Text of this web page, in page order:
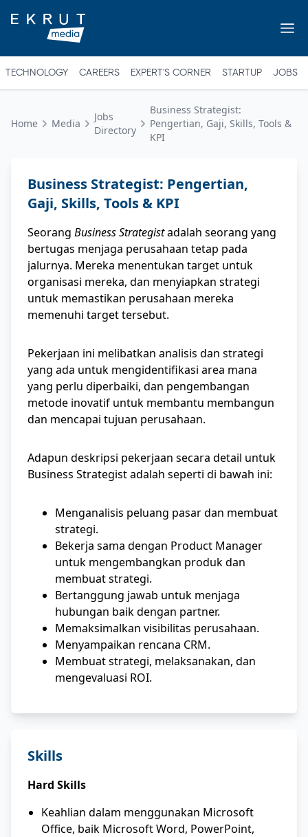
TECHNOLOGY CAREERS EXPERT'S CORNER STARTUP JOBS
Home Media
Jobs
Directory
Business Strategist:
Pengertian, Gaji, Skills, Tools &
KPI
Business Strategist: Pengertian,
Gaji, Skills, Tools & KPI
Seorang Business Strategistadalah seorang yang
bertugas menjaga perusahaan tetap pada
jalurnya. Mereka menentukan target untuk
organisasi mereka, dan menyiapkan strategi
untuk memastikan perusahaan mereka
memenuhi target tersebut.
Pekerjaan ini melibatkan analisis dan strategi
yang ada untuk mengidentifikasi area mana
yang perlu diperbaiki, dan pengembangan
metode inovatif untuk membantu membangun
dan mencapai tujuan perusahaan.
Adapun deskripsi pekerjaan secara detail untuk
Business Strategist adalah seperti di bawah ini:
Menganalisis peluang pasar dan membuat
strategi.
Bekerja sama dengan Product Manager
untuk mengembangkan produk dan
membuat strategi.
Bertanggung jawab untuk menjaga
hubungan baik dengan partner.
Memaksimalkan visibilitas perusahaan.
Menyampaikan rencana CRM.
Membuat strategi, melaksanakan, dan
mengevaluasi ROI.
Skills
Hard Skills
Keahlian dalam menggunakan Microsoft
Office, baik Microsoft Word, PowerPoint,